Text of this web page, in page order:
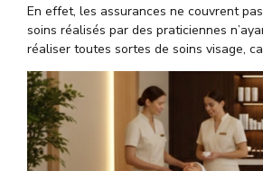
En effet, les assurances ne couvrent
soins réalisés par des praticiennes
réaliser toutes sortes de soins visage,